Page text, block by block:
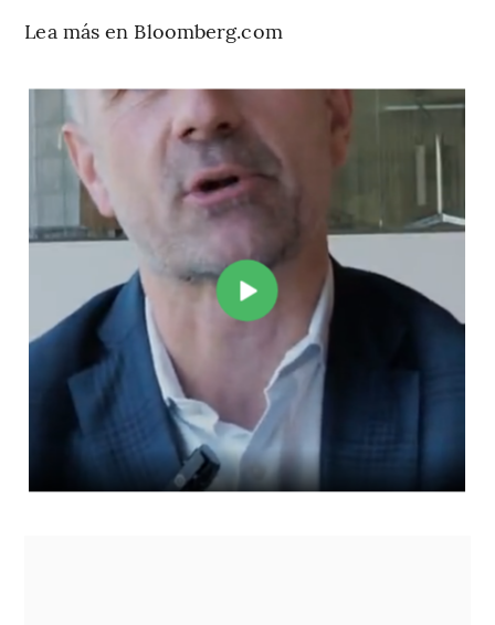
Lea más en Bloomberg.com